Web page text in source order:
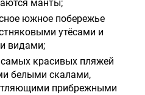
манты;
южное побережье
утёсами и
видами;
красивых пляжей
белыми скалами,
прибрежными